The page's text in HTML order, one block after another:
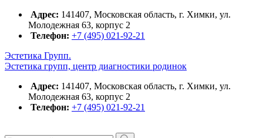
Адрес: 141407, Московская область, г. Химки, ул.
Молодежная 63, корпус 2
Телефон: +7 (495) 021-92-21
Эстетика Групп.
Эстетика групп, центр диагностики родинок
Адрес: 141407, Московская область, г. Химки, ул.
Молодежная 63, корпус 2
Телефон: +7 (495) 021-92-21